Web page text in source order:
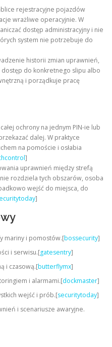
rejestracyjne pojazdów
wrażliwe operacyjnie. W
dostęp administracyjny i nie
system nie potrzebuje do
historii zmian uprawnień,
dostęp do konkretnego slipu albo
i porządkuje pracę
ochrony na jednym PIN-ie lub
dalej. W praktyce
na pomoście i osłabia
]
uprawnień między strefą
rozdziela tych obszarów, osoba
wejść do miejsca, do
]
mariny i pomostów.[bossecurity]
i serwisu.[gatesentry]
i czasową.[butterflymx]
i alarmami.[dockmaster]
wejść i prób.[securitytoday]
i scenariusze awaryjne.